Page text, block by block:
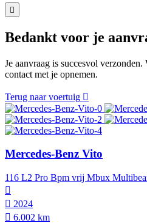
Bedankt voor je
Je aanvraag is succesvol
contact met je opnemen.
Terug naar voertuig
Mercedes-Benz Vito
116 L2 Pro Bpm vrij Mbux
2024
6.002 km